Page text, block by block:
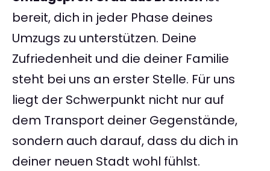
bereit, dich in jeder Phase deines
Umzugs zu unterstützen. Deine
Zufriedenheit und die deiner Familie
steht bei uns an erster Stelle. Für uns
liegt der Schwerpunkt nicht nur auf
dem Transport deiner Gegenstände,
sondern auch darauf, dass du dich in
deiner neuen Stadt wohl fühlst.